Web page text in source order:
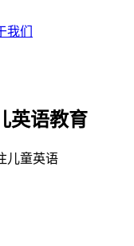
我们
英语教育
儿童英语